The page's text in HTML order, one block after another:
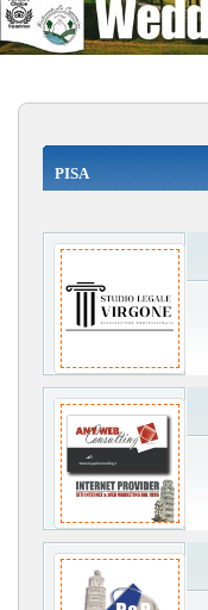
PISA